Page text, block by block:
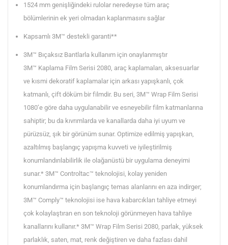
1524 mm genişliğindeki rulolar neredeyse tüm araç
bölümlerinin ek yeri olmadan kaplanmasını sağlar
Kapsamlı 3M™ destekli garanti**
3M™ Bıçaksız Bantlarla kullanım için onaylanmıştır
3M™ Kaplama Film Serisi 2080, araç kaplamaları, aksesuarlar
ve kısmi dekoratif kaplamalar için arkası yapışkanlı, çok
katmanlı, çift döküm bir filmdir. Bu seri, 3M™ Wrap Film Serisi
1080’e göre daha uygulanabilir ve esneyebilir film katmanlarına
sahiptir; bu da kıvrımlarda ve kanallarda daha iyi uyum ve
pürüzsüz, şık bir görünüm sunar. Optimize edilmiş yapışkan,
azaltılmış başlangıç yapışma kuvveti ve iyileştirilmiş
konumlandırılabilirlik ile olağanüstü bir uygulama deneyimi
sunar.* 3M™ Controltac™ teknolojisi, kolay yeniden
konumlandırma için başlangıç temas alanlarını en aza indirger;
3M™ Comply™ teknolojisi ise hava kabarcıkları tahliye etmeyi
çok kolaylaştıran en son teknoloji görünmeyen hava tahliye
kanallarını kullanır.* 3M™ Wrap Film Serisi 2080, parlak, yüksek
parlaklık, saten, mat, renk değiştiren ve daha fazlası dahil